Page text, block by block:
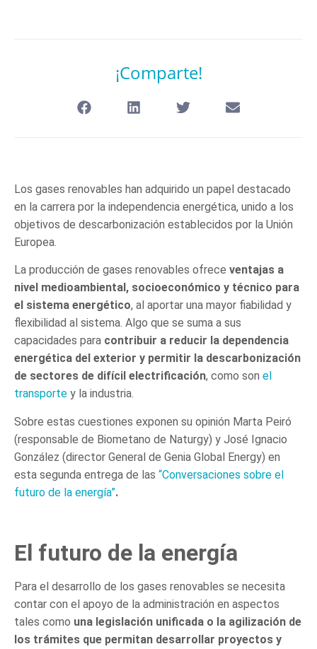
¡Comparte!
Los gases renovables han adquirido un papel destacado
en la carrera por la independencia energética, unido a los
objetivos de descarbonización establecidos por la Unión
Europea.
La producción de gases renovables ofrece ventajas a
nivel medioambiental, socioeconómico y técnico para
el sistema energético, al aportar una mayor fiabilidad y
flexibilidad al sistema. Algo que se suma a sus
capacidades para contribuir a reducir la dependencia
energética del exterior y permitir la descarbonización
de sectores de difícil electrificación, como son el
transporte y la industria.
Sobre estas cuestiones exponen su opinión Marta Peiró
(responsable de Biometano de Naturgy) y José Ignacio
González (director General de Genia Global Energy) en
esta segunda entrega de las “Conversaciones sobre el
futuro de la energía”.
El futuro de la energía
Para el desarrollo de los gases renovables se necesita
contar con el apoyo de la administración en aspectos
tales como una legislación unificada o la agilización de
los trámites que permitan desarrollar proyectos y